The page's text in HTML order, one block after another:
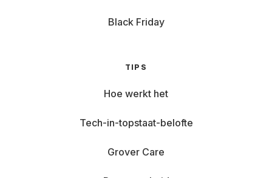
Black Friday
TIPS
Hoe werkt het
Tech-in-topstaat-belofte
Grover Care